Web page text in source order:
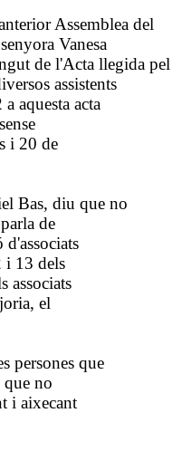
Assemblea del
Vanesa
de l'Acta llegida pel
assistents
aquesta acta
i 20 de
Bas, diu que no
de
i 13 dels
associats
el
persones que
que no
i aixecant